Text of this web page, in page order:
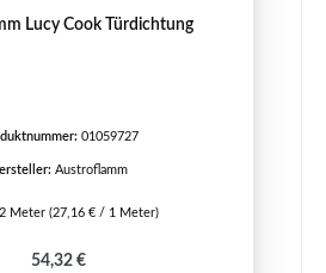
Lucy Cook Türdichtung
01059727
Austroflamm
2 Meter (27,16 € / 1 Meter)
Regulärer Preis:
54,32 €